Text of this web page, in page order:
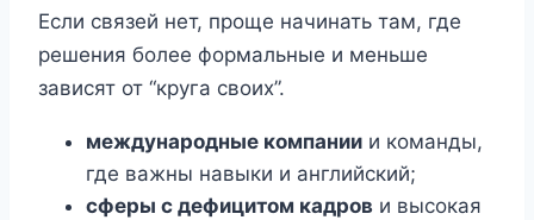
Если связей нет, проще начинать там, где
решения более формальные и меньше
зависят от “круга своих”.
международные компании и команды,
где важны навыки и английский;
сферы с дефицитом кадров и высокая